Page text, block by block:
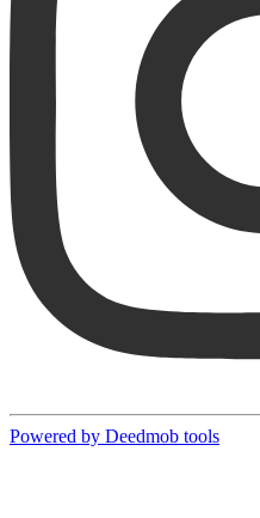
Powered by Deedmob tools